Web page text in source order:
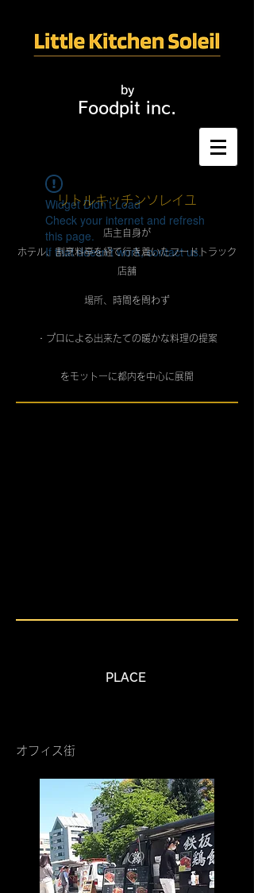
by
​Foodpit inc.
Widget Didn’t Load
Check your internet and refresh
this page.
If that doesn’t work, contact us.
リトルキッチンソレイユ
店主自身が
ホテル、割烹料亭を経て行き着いたフードトラック
店舗
場所、時間を問わず
・プロによる出来たての暖かな料理の提案
をモットーに都内を中心に展開
オフィス街
​PLACE